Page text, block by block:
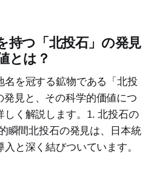
持つ「北投石」の発見
とは？
名を冠する鉱物である「北投
見と、その科学的価値につ
しく解説します。1. 北投石の
瞬間北投石の発見は、日本統
と深く結びついています。